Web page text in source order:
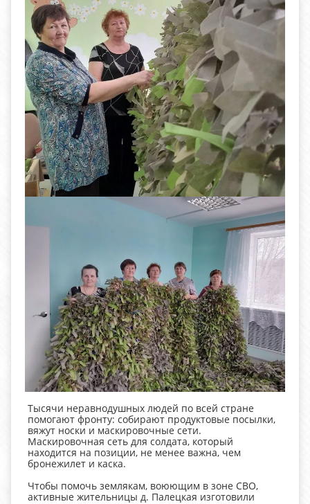
Тысячи неравнодушных людей по всей стране
помогают фронту: собирают продуктовые посылки,
вяжут носки и маскировочные сети.
Маскировочная сеть для солдата, который
находится на позиции, не менее важна, чем
бронежилет и каска.
Чтобы помочь землякам, воюющим в зоне СВО,
активные жительницы д. Палецкая изготовили